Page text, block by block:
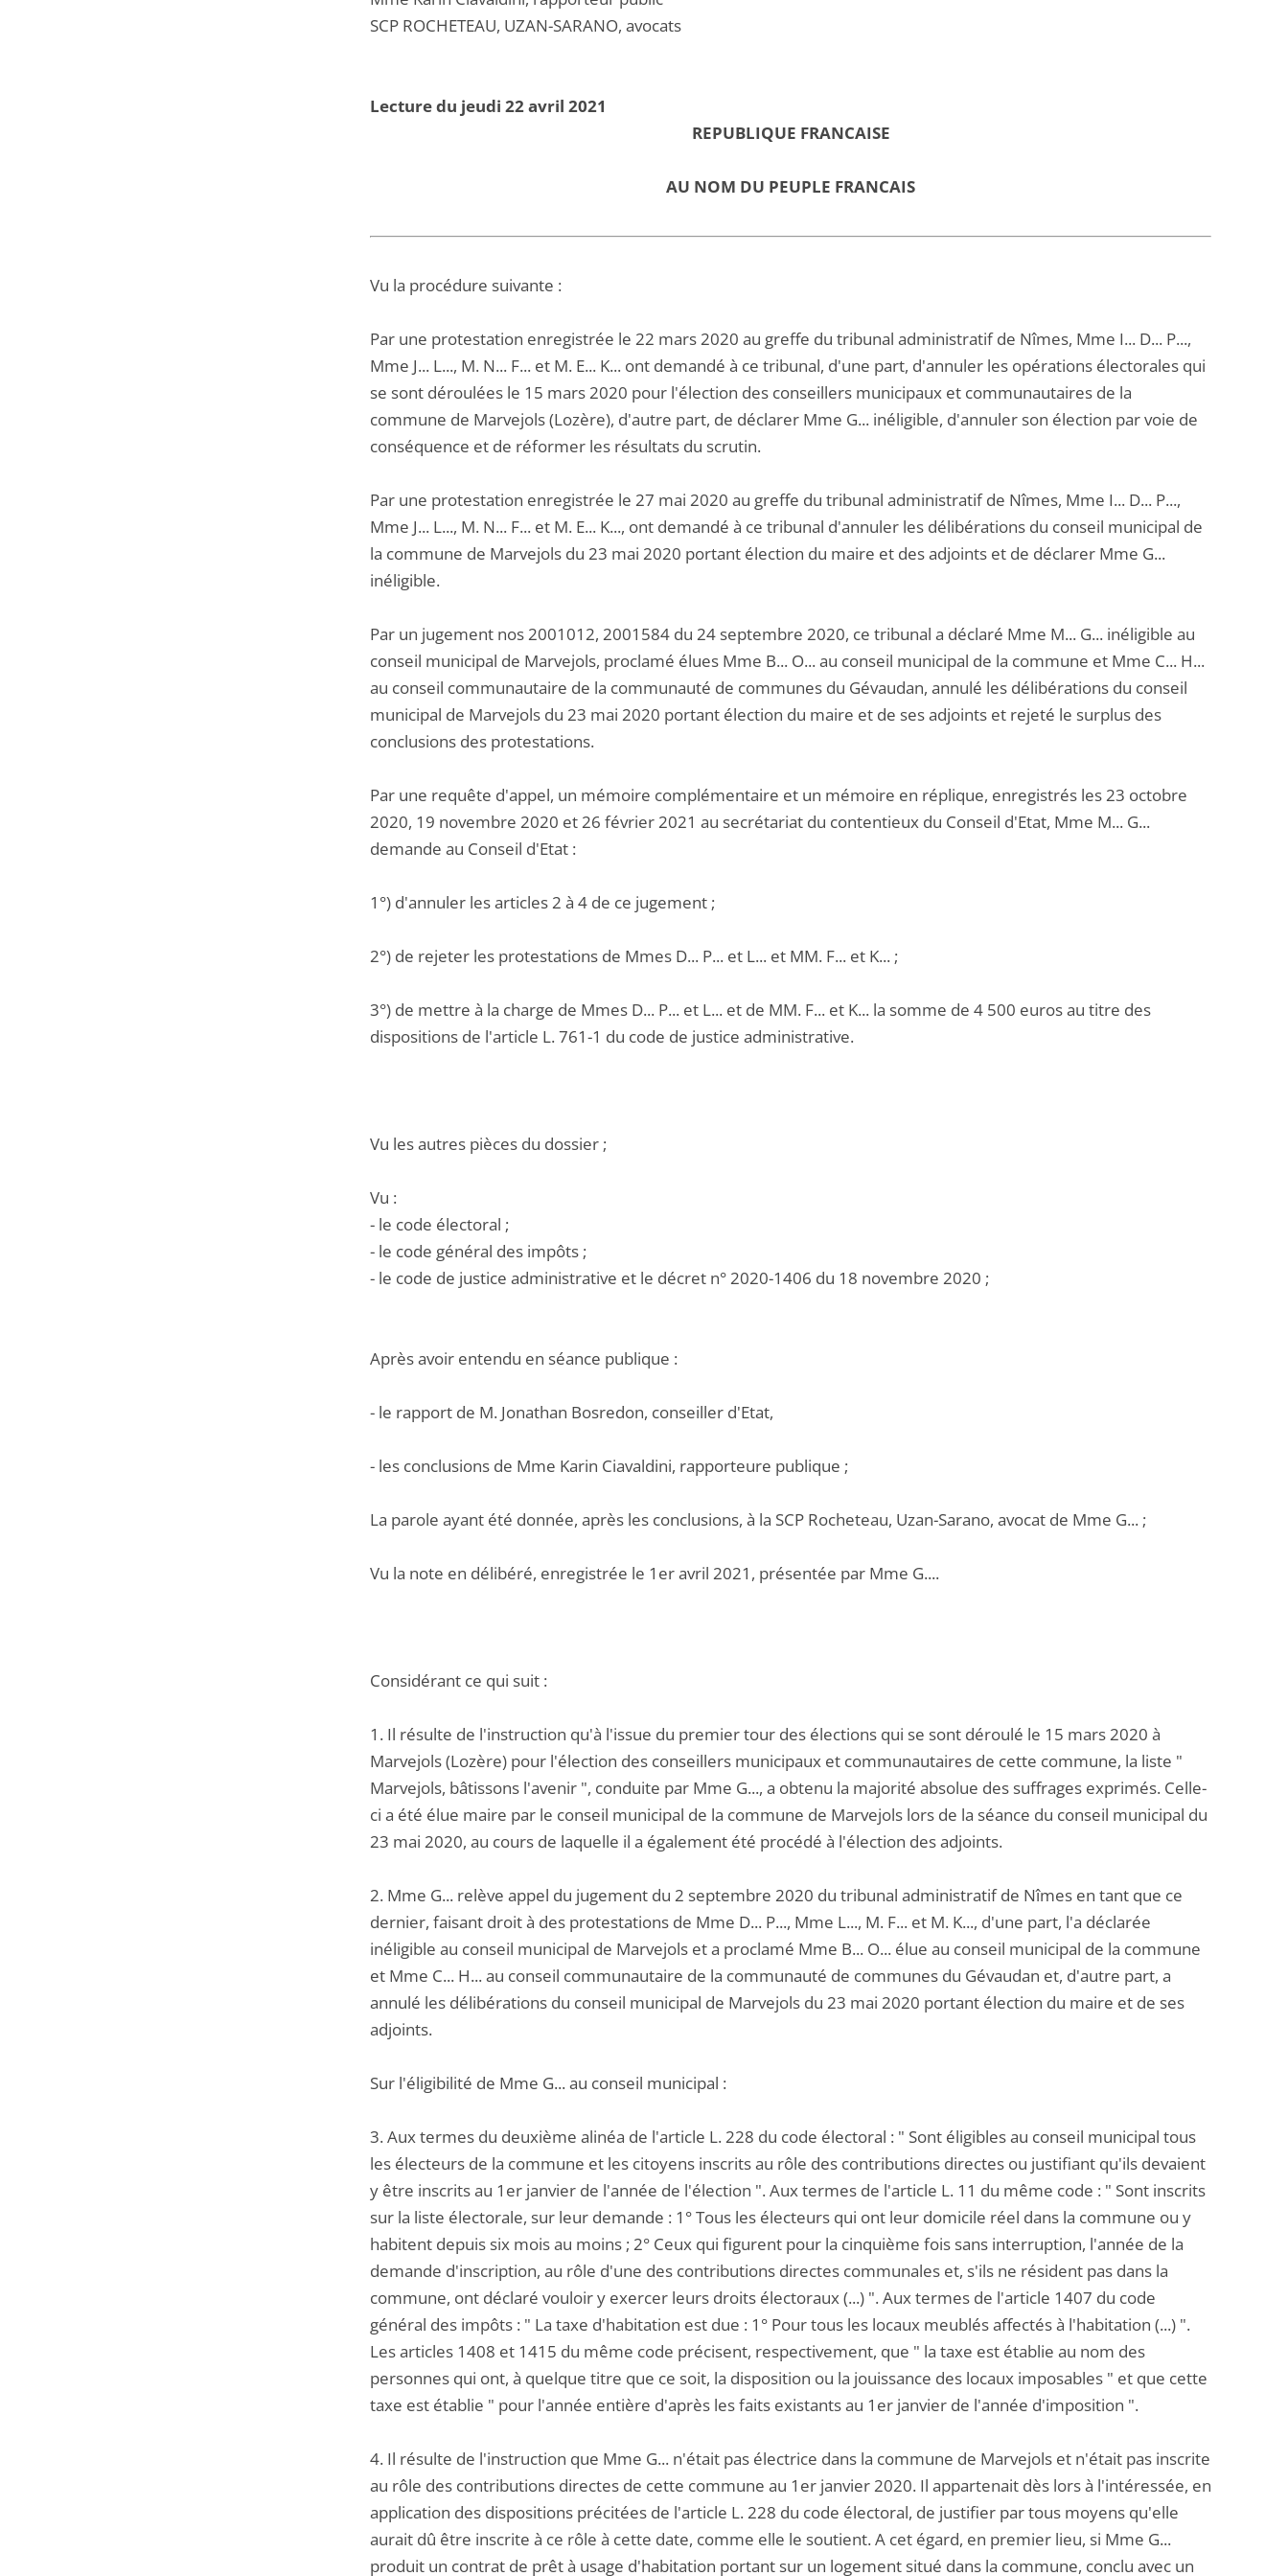
SCP ROCHETEAU, UZAN-SARANO, avocats
Lecture du jeudi 22 avril 2021
REPUBLIQUE FRANCAISE
AU NOM DU PEUPLE FRANCAIS
Vu la procédure suivante :
Par une protestation enregistrée le 22 mars 2020 au greffe du tribunal administratif de Nîmes, Mme I... D... P...,
Mme J... L..., M. N... F... et M. E... K... ont demandé à ce tribunal, d'une part, d'annuler les opérations électorales qui
se sont déroulées le 15 mars 2020 pour l'élection des conseillers municipaux et communautaires de la
commune de Marvejols (Lozère), d'autre part, de déclarer Mme G... inéligible, d'annuler son élection par voie de
conséquence et de réformer les résultats du scrutin.
Par une protestation enregistrée le 27 mai 2020 au greffe du tribunal administratif de Nîmes, Mme I... D... P...,
Mme J... L..., M. N... F... et M. E... K..., ont demandé à ce tribunal d'annuler les délibérations du conseil municipal de
la commune de Marvejols du 23 mai 2020 portant élection du maire et des adjoints et de déclarer Mme G...
inéligible.
Par un jugement nos 2001012, 2001584 du 24 septembre 2020, ce tribunal a déclaré Mme M... G... inéligible au
conseil municipal de Marvejols, proclamé élues Mme B... O... au conseil municipal de la commune et Mme C... H...
au conseil communautaire de la communauté de communes du Gévaudan, annulé les délibérations du conseil
municipal de Marvejols du 23 mai 2020 portant élection du maire et de ses adjoints et rejeté le surplus des
conclusions des protestations.
Par une requête d'appel, un mémoire complémentaire et un mémoire en réplique, enregistrés les 23 octobre
2020, 19 novembre 2020 et 26 février 2021 au secrétariat du contentieux du Conseil d'Etat, Mme M... G...
demande au Conseil d'Etat :
1°) d'annuler les articles 2 à 4 de ce jugement ;
2°) de rejeter les protestations de Mmes D... P... et L... et MM. F... et K... ;
3°) de mettre à la charge de Mmes D... P... et L... et de MM. F... et K... la somme de 4 500 euros au titre des
dispositions de l'article L. 761-1 du code de justice administrative.
Vu les autres pièces du dossier ;
Vu :
- le code électoral ;
- le code général des impôts ;
- le code de justice administrative et le décret n° 2020-1406 du 18 novembre 2020 ;
Après avoir entendu en séance publique :
- le rapport de M. Jonathan Bosredon, conseiller d'Etat,
- les conclusions de Mme Karin Ciavaldini, rapporteure publique ;
La parole ayant été donnée, après les conclusions, à la SCP Rocheteau, Uzan-Sarano, avocat de Mme G... ;
Vu la note en délibéré, enregistrée le 1er avril 2021, présentée par Mme G....
Considérant ce qui suit :
1. Il résulte de l'instruction qu'à l'issue du premier tour des élections qui se sont déroulé le 15 mars 2020 à
Marvejols (Lozère) pour l'élection des conseillers municipaux et communautaires de cette commune, la liste "
Marvejols, bâtissons l'avenir ", conduite par Mme G..., a obtenu la majorité absolue des suffrages exprimés. Celle-
ci a été élue maire par le conseil municipal de la commune de Marvejols lors de la séance du conseil municipal du
23 mai 2020, au cours de laquelle il a également été procédé à l'élection des adjoints.
2. Mme G... relève appel du jugement du 2 septembre 2020 du tribunal administratif de Nîmes en tant que ce
dernier, faisant droit à des protestations de Mme D... P..., Mme L..., M. F... et M. K..., d'une part, l'a déclarée
inéligible au conseil municipal de Marvejols et a proclamé Mme B... O... élue au conseil municipal de la commune
et Mme C... H... au conseil communautaire de la communauté de communes du Gévaudan et, d'autre part, a
annulé les délibérations du conseil municipal de Marvejols du 23 mai 2020 portant élection du maire et de ses
adjoints.
Sur l'éligibilité de Mme G... au conseil municipal :
3. Aux termes du deuxième alinéa de l'article L. 228 du code électoral : " Sont éligibles au conseil municipal tous
les électeurs de la commune et les citoyens inscrits au rôle des contributions directes ou justifiant qu'ils devaient
y être inscrits au 1er janvier de l'année de l'élection ". Aux termes de l'article L. 11 du même code : " Sont inscrits
sur la liste électorale, sur leur demande : 1° Tous les électeurs qui ont leur domicile réel dans la commune ou y
habitent depuis six mois au moins ; 2° Ceux qui figurent pour la cinquième fois sans interruption, l'année de la
demande d'inscription, au rôle d'une des contributions directes communales et, s'ils ne résident pas dans la
commune, ont déclaré vouloir y exercer leurs droits électoraux (...) ". Aux termes de l'article 1407 du code
général des impôts : " La taxe d'habitation est due : 1° Pour tous les locaux meublés affectés à l'habitation (...) ".
Les articles 1408 et 1415 du même code précisent, respectivement, que " la taxe est établie au nom des
personnes qui ont, à quelque titre que ce soit, la disposition ou la jouissance des locaux imposables " et que cette
taxe est établie " pour l'année entière d'après les faits existants au 1er janvier de l'année d'imposition ".
4. Il résulte de l'instruction que Mme G... n'était pas électrice dans la commune de Marvejols et n'était pas inscrite
au rôle des contributions directes de cette commune au 1er janvier 2020. Il appartenait dès lors à l'intéressée, en
application des dispositions précitées de l'article L. 228 du code électoral, de justifier par tous moyens qu'elle
aurait dû être inscrite à ce rôle à cette date, comme elle le soutient. A cet égard, en premier lieu, si Mme G...
produit un contrat de prêt à usage d'habitation portant sur un logement situé dans la commune, conclu avec un